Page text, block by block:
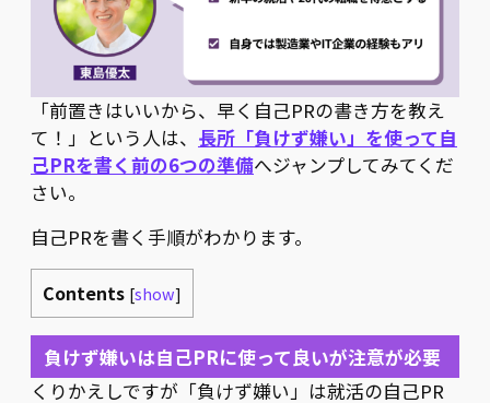
「前置きはいいから、早く自己PRの書き方を教え
て！」という人は、 長所「負けず嫌い」を使って自
己PRを書く前の6つの準備へジャンプしてみてくだ
さい。
自己PRを書く手順がわかります。
Contents [show]
負けず嫌いは自己PRに使って良いが注意が必要
くりかえしですが「負けず嫌い」は就活の自己PR